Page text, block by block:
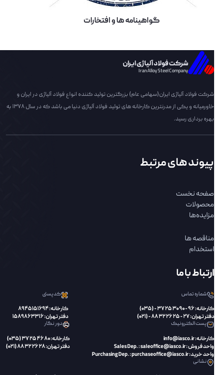
گواهینامه ها و افتخارات
شرکت فولاد آلیاژی ایران
Iran Alloy Steel Company
شرکت فولاد آلیاژی ایران(سهامی عام) بزرگترین تولید کننده انواع فولاد آلیاژی در ایران و
خاورمیانه و یکی از مدرنترین کارخانه های تولید فولاد آلیاژی دنیا می باشد که در سال 1378 به
بهره برداری رسید.
پیوند های مرتبط
صفحه نخست
محصولات
مزایده‌ها
مناقصه ها
استخدام
ارتباط با ما
شماره تماس
کارخانه: 96 - 90 30 25 37 - (035)
دفتر تهران: 27 - 25 26 32 88 - (021)
کدپستی
کارخانه: 8945151694
دفتر تهران: 1589863316
پست الکترونیک
کارخانه: info@iasco.ir
واحد فروش : Sales Dep. : saleoffice@iasco.ir
واحد خرید: Purchasing Dep. : purchaseoffice@iasco.ir
دور نگار
کارخانه: 80 46 25 37 (035)
دفتر تهران: 28 26 32 88 (021)
نشانی